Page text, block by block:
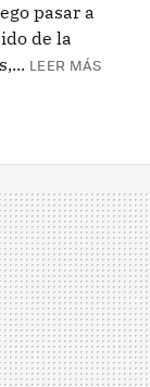
pasar a
de la
LEER MÁS